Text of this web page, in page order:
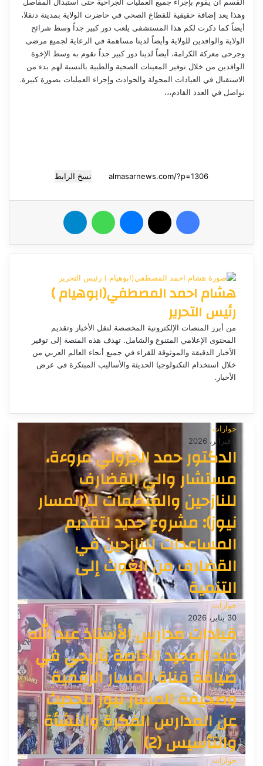
وهذا يعد إضافة حقيقية للقطاع الصحي في حاضرت الولاية بمدينة دنقلا،
أيضاً كما ذكرت لكم هذا المستشفى يلعب دور كبير جداً وسط شرائح
الولاية والوافدين للولاية وأيضاً لدينا مساهمة في الرعاية لجميع مرضى
وجرحى معركة الكرامة، أيضاً لدينا دور كبير جداً نقوم به وسط الإخوة
الوافدين من خلال توفير المعينات الصحية والطبية بالنسبة لهم بدء من
الاستقبال في العيادات المحولة والحوادث وإجراء العمليات بصورة كبيرة.
نواصل في العدد القادم،،،
نسخ الرابط
فيسبوك واتساب
هشام احمد المصطفي(ابوهيام )
رئيس التحرير
من أبرز المنصات الإلكترونية المخصصة لنقل الأخبار وتقديم
المحتوى الإعلامي المتنوع والشامل. تهدف هذه المنصة إلى توفير
الأخبار الدقيقة والموثوقة للقراء في جميع أنحاء العالم العربي من
خلال استخدام التكنولوجيا الحديثة والأساليب المبتكرة في عرض
الأخبار.
ق
ع
ل
و
ي
حوارات
الدكتور حمد الجزولي مروءة،
مستشار والي القضارف
للنازحين والمنظمات لـ(المسار
نيوز): مشروع جديد لتقديم
المساعدات للنازحين في
القضارف من الغوث إلى
التنمية
حوارات
30 يناير، 2026
قيادات مدارس الأستاذ عبد الله
عبد المجيد الخاصة بأربجي في
ضيافة قناة المسار الرقمية
وصحيفة المسار نيوز للحديث
عن المدارس الفكرة والنشأة
والتأسيس (2)
حوارات